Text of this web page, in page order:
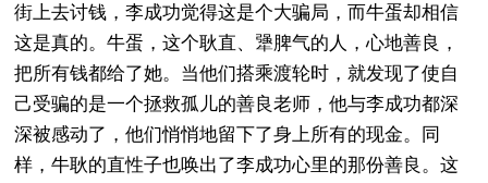
街上去讨钱，李成功觉得这是个大骗局，而牛蛋却相信
这是真的。牛蛋，这个耿直、犟脾气的人，心地善良，
把所有钱都给了她。当他们搭乘渡轮时，就发现了使自
己受骗的是一个拯救孤儿的善良老师，他与李成功都深
深被感动了，他们悄悄地留下了身上所有的现金。同
样，牛耿的直性子也唤出了李成功心里的那份善良。这